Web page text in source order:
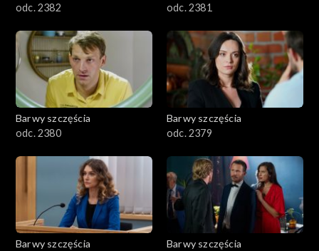
odc. 2382
odc. 2381
Barwy szczęścia
odc. 2380
Barwy szczęścia
odc. 2379
Barwy szczęścia
Barwy szczęścia